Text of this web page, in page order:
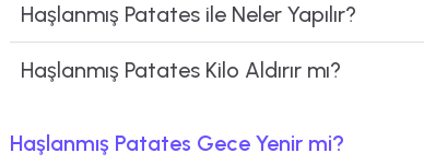
Haşlanmış Patates ile Neler Yapılır?
Haşlanmış Patates Kilo Aldırır mı?
Haşlanmış Patates Gece Yenir mi?